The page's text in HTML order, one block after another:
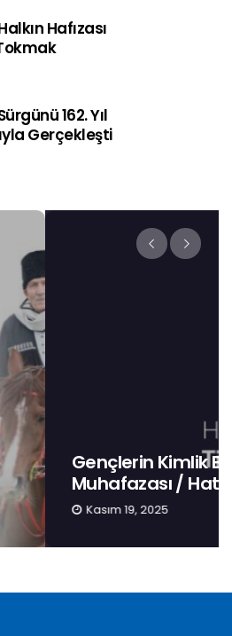
Hafızası
162. Yıl
Gerçekleşti
Bilinci 3: Anadilin
Timaf Dereli